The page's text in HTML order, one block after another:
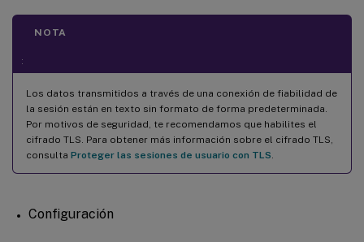
NOTA
:
Los datos transmitidos a través de una conexión de fiabilidad de
la sesión están en texto sin formato de forma predeterminada.
Por motivos de seguridad, te recomendamos que habilites el
cifrado TLS. Para obtener más información sobre el cifrado TLS,
consulta Proteger las sesiones de usuario con TLS
Configuración